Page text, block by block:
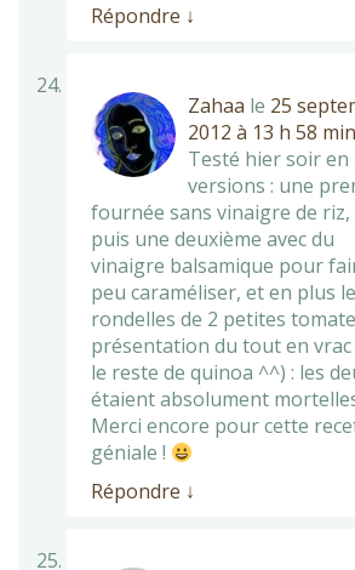
Répondre ↓
Zahaa le 25
2012 à 13 h 58 min
Testé hier soir en
versions : une
fournée sans vinaigre de riz,
puis une deuxième avec du
vinaigre balsamique pour
peu caraméliser, et en plus
rondelles de 2 petites
présentation du tout en vrac
le reste de quinoa ^^) : les
étaient absolument
Merci encore pour cette
géniale !
Répondre ↓